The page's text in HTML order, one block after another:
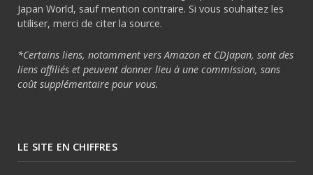
Japan World, sauf mention contraire. Si vous souhaitez les
utiliser, merci de citer la source.
*Certains liens, notamment vers Amazon et CDJapan, sont des
liens affiliés et peuvent donner lieu à une commission, sans
coût supplémentaire pour vous.
LE SITE EN CHIFFRES